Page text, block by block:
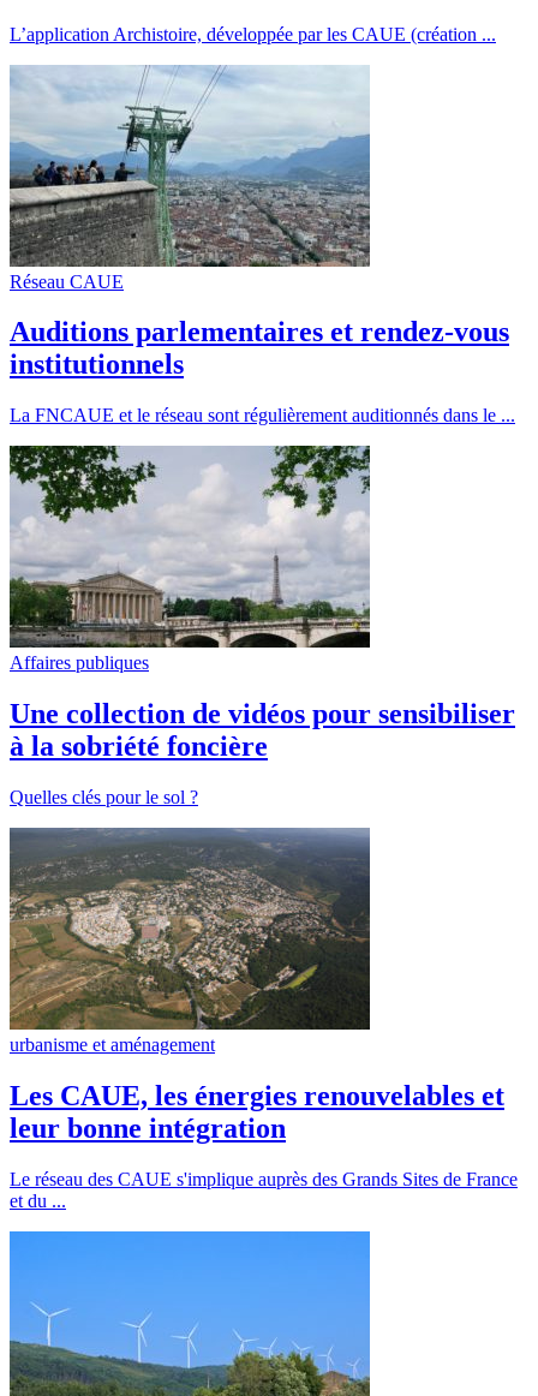
L’application Archistoire, développée par les CAUE (création ...
Réseau CAUE
Auditions parlementaires et rendez-vous
institutionnels
La FNCAUE et le réseau sont régulièrement auditionnés dans le ...
Affaires publiques
Une collection de vidéos pour sensibiliser
à la sobriété foncière
Quelles clés pour le sol ?
urbanisme et aménagement
Les CAUE, les énergies renouvelables et
leur bonne intégration
Le réseau des CAUE s'implique auprès des Grands Sites de France
et du ...